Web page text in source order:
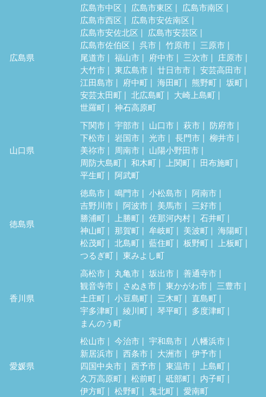
広島県
広島市中区 広島市東区
広島市南区
広島市西区
広島市安佐南区
広島市安佐北区
広島市安芸区
広島市佐伯区
呉市 竹原市
三原市
尾道市
福山市 府中市 三次市
庄原市
大竹市
東広島市 廿日市市
安芸高田市
江田島市
府中町 海田町 熊野町
坂町
安芸太田町
北広島町
大崎上島町
世羅町
神石高原町
山口県
下関市 宇部市 山口市 萩市
防府市
下松市
岩国市 光市 長門市
柳井市
美祢市
周南市
山陽小野田市
周防大島町
和木町 上関町
田布施町
平生町
阿武町
徳島県
徳島市 鳴門市 小松島市
阿南市
吉野川市
阿波市 美馬市
三好市
勝浦町
上勝町 佐那河内村
石井町
神山町
那賀町 牟岐町 美波町
海陽町
松茂町
北島町 藍住町 板野町
上板町
つるぎ町
東みよし町
香川県
高松市 丸亀市 坂出市
善通寺市
観音寺市
さぬき市 東かがわ市
三豊市
土庄町
小豆島町 三木町
直島町
宇多津町
綾川町 琴平町
多度津町
まんのう町
愛媛県
松山市 今治市 宇和島市
八幡浜市
新居浜市
西条市 大洲市
伊予市
四国中央市
西予市 東温市
上島町
久万高原町
松前町 砥部町
内子町
伊方町
松野町 鬼北町 愛南町